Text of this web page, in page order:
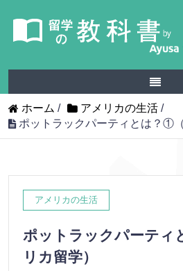
ホーム / アメリカの生活 /
ポットラックパーティとは？①（
アメリカの生活
ポットラックパーティ
リカ留学）